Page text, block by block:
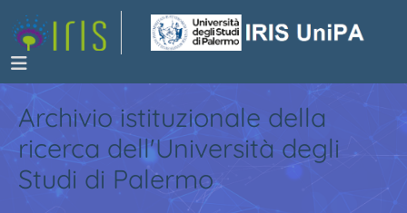
Archivio istituzionale della
ricerca dell'Università degli
Studi di Palermo